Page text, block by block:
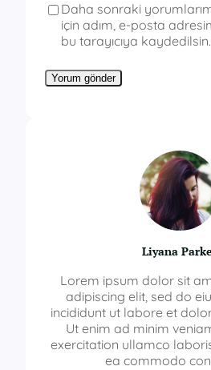
Daha sonraki
için adım, e-posta
bu tarayıcıya kaydedilsin.
Liyana
Lorem ipsum dolor sit
adipiscing elit, sed do
incididunt ut labore et
Ut enim ad minim
exercitation ullamco
ea commodo